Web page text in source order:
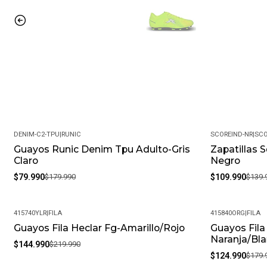
-56%
DENIM-C2-TPU|RUNIC
Guayos Runic Denim Tpu Adulto-Gris
Claro
$79.990$179.990
-21%
SCOREIND-NR|
Zapatillas
Negro
$109.990
-34%
415740YLR|FILA
Guayos Fila Heclar Fg-Amarillo/Rojo
$144.990$219.990
-31%
415840ORG|FILA
Guayos
Naranja/
$124.990